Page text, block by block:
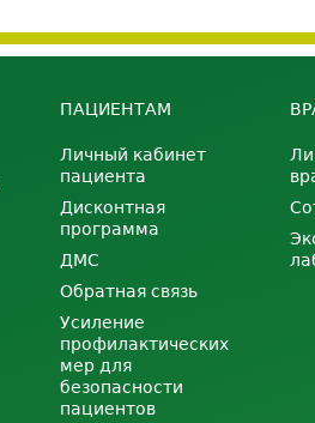
ПАЦИЕНТАМ
Личный кабинет
пациента
Дисконтная
программа
ДМС
Обратная связь
Усиление
профилактических
мер для
безопасности
пациентов